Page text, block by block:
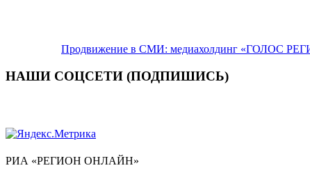
Продвижение в СМИ: медиахолдинг «ГОЛОС
НАШИ СОЦСЕТИ (ПОДПИШИСЬ)
РИА «РЕГИОН ОНЛАЙН»